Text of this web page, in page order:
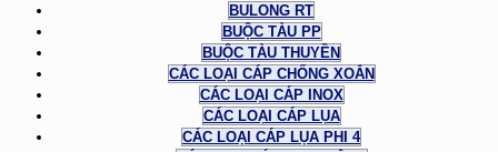
BULONG RT
BUỘC TÀU PP
BUỘC TÀU THUYỀN
CÁC LOẠI CÁP CHỐNG XOẮN
CÁC LOẠI CÁP INOX
CÁC LOẠI CÁP LỤA
CÁC LOẠI CÁP LỤA PHI 4